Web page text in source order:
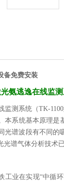
备免费安装
氨逃逸在线监
测系统（TK-
本系统基本原理
光谱波段有不同
光谱气体分析技术
工业在实现“中循